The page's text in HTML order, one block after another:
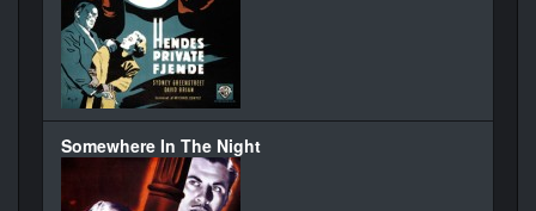
Somewhere In The Night